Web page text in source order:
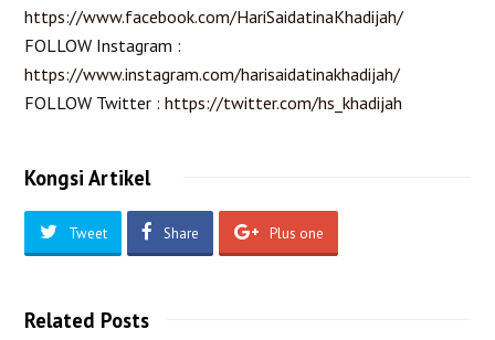
https://www.facebook.com/HariSaidatinaKhadijah/
FOLLOW Instagram :
https://www.instagram.com/harisaidatinakhadijah/
FOLLOW Twitter :https://twitter.com/hs_khadijah
Kongsi Artikel
Tweet Share Plus one
Related Posts